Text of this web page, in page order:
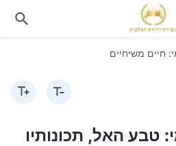
חיים משיחיים
טבע האל, תכונותיו